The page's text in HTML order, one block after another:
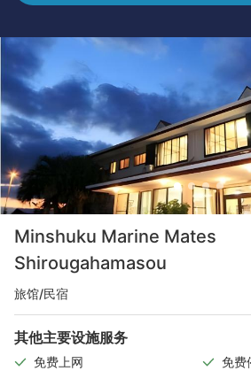
Minshuku Marine Mates
Shirougahamasou
旅馆/民宿
其他主要设施服务
免费上网
免费